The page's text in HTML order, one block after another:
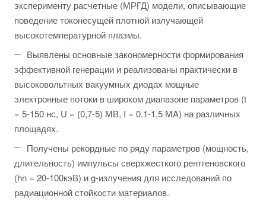
эксперименту расчетные (МРГД) модели, описывающие
поведение токонесущей плотной излучающей
высокотемпературной плазмы.
Выявлены основные закономерности формирования
эффективной генерации и реализованы практически в
высоковольтных вакуумных диодах мощные
электронные потоки в широком диапазоне параметров (t
= 5-150 нс, U = (0,7-5) МВ, I = 0.1-1,5 МA) на различных
площадях.
Получены рекордные по ряду параметров (мощность,
длительность) импульсы сверхжесткого рентгеновского
(hn = 20-100кэВ) и g-излучения для исследований по
радиационной стойкости материалов.